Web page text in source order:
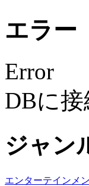
エラー
Error
DBに
ジャン
エンターテインメ